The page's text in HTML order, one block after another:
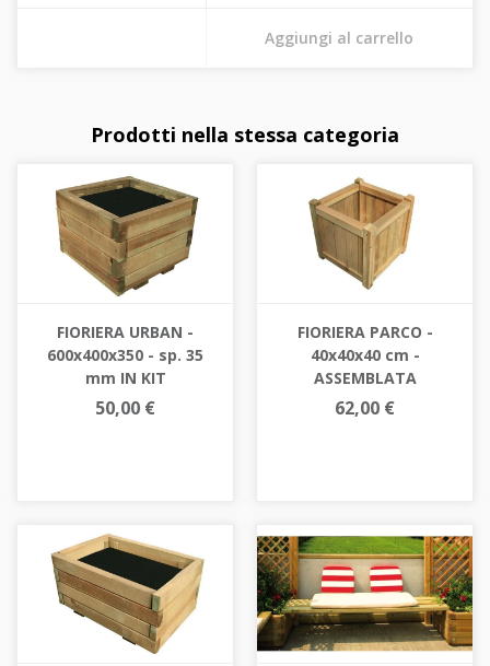
Aggiungi al carrello
Prodotti nella stessa categoria
FIORIERA URBAN -
600x400x350 - sp. 35
mm IN KIT
50,00 €
FIORIERA PARCO -
40x40x40 cm -
ASSEMBLATA
62,00 €